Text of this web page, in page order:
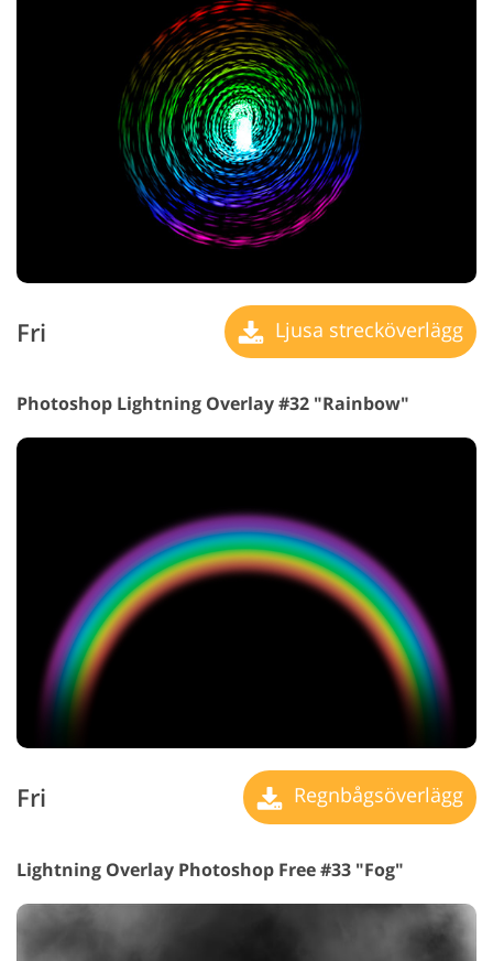
Fri Ljusa strecköverlägg
Photoshop Lightning Overlay #32 "Rainbow"
Fri Regnbågsöverlägg
Lightning Overlay Photoshop Free #33 "Fog"